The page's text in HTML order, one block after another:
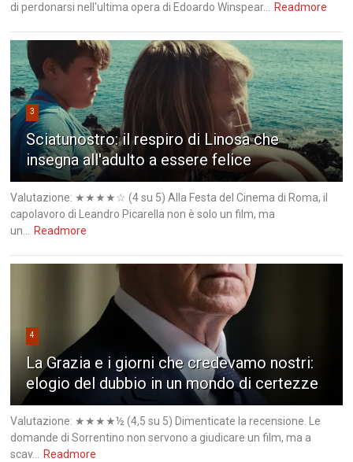
di perdonarsi nell'ultima opera di Edoardo Winspear... Readmore
3
Sciatunostro: il respiro di Linosa che
insegna all'adulto a essere felice
Valutazione: ★★★★☆ (4 su 5) Alla Festa del Cinema di Roma, il
capolavoro di Leandro Picarella non è solo un film, ma
un... Readmore
4
La Grazia e i giorni che credevamo nostri:
elogio del dubbio in un mondo di certezze
Valutazione: ★★★★½ (4,5 su 5) Dimenticate la recensione. Le
domande di Sorrentino non servono a giudicare un film, ma a
scav... Readmore